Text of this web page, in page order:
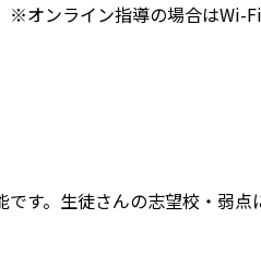
オンライン指導の場合はWi-
す。生徒さんの志望校・弱